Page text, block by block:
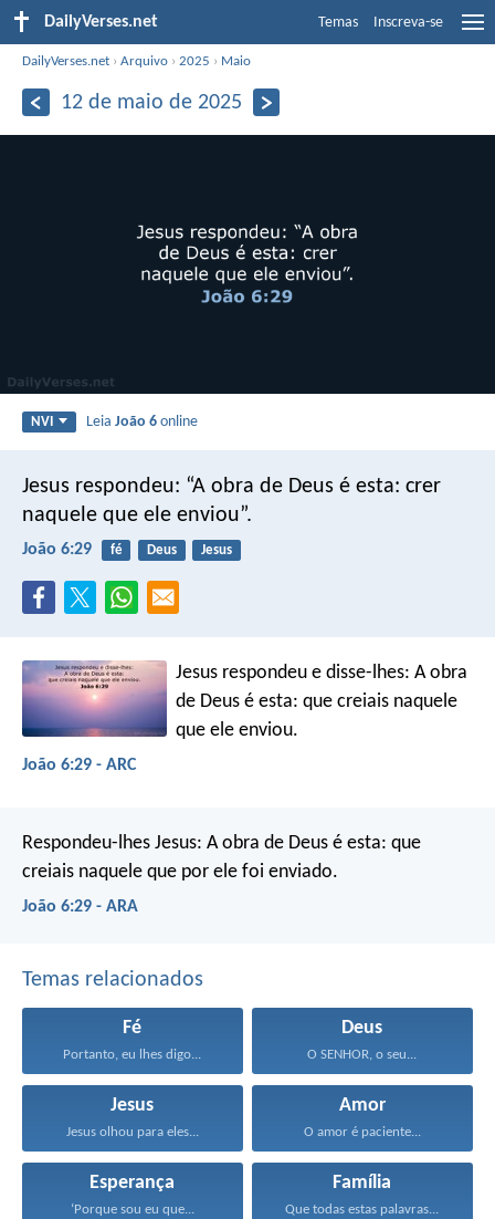
DailyVerses.net Temas Inscreva-se
DailyVerses.net ›Arquivo ›2025 › Maio
12 de maio de 2025
NVI LeiaJoão 6 online
Jesus respondeu: “A obra de Deus é esta: crer
naquele que ele enviou”.
João 6:29 fé Deus Jesus
Jesus respondeu e disse-lhes: A obra
de Deus é esta: que creiais naquele
que ele enviou.
João 6:29 - ARC
Respondeu-lhes Jesus: A obra de Deus é esta: que
creiais naquele que por ele foi enviado.
João 6:29 - ARA
Temas relacionados
Fé
Portanto, eu lhes digo...
Deus
O SENHOR, o seu...
Jesus
Jesus olhou para eles...
Amor
O amor é paciente...
Esperança
‘Porque sou eu que...
Família
Que todas estas palavras...